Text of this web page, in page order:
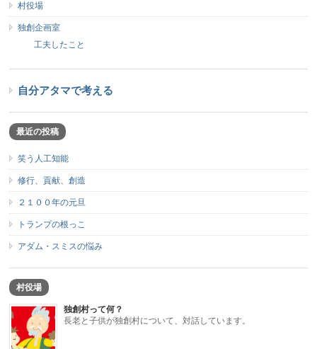
村役場
独創企画室
工夫したこと
自分アタマで考える
最近の投稿
笑う人工知能
修行、貢献、創造
２１００年の元旦
トランプの根っこ
アダム・スミスの悩み
村役場
独創村って何？
長老と子供が独創村について、対話しています。